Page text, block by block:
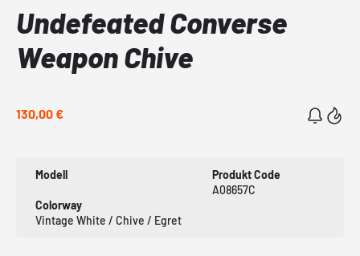
Undefeated Converse
Weapon Chive
130,00 €
Modell
Produkt Code
A08657C
Colorway
Vintage White / Chive / Egret